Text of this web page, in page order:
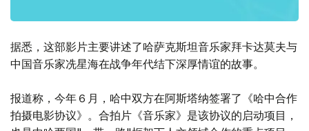
据悉，这部影片主要讲述了哈萨克斯坦音乐家拜卡达莫夫与
中国音乐家冼星海在战争年代结下深厚情谊的故事。
报道称，今年６月，哈中双方在阿斯塔纳签署了《哈中合作
拍摄电影协议》。合拍片《音乐家》是该协议的启动项目，